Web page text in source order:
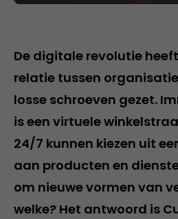
De digitale revolutie
relatie tussen
losse schroeven gezet.
is een virtuele
24/7 kunnen kiezen uit
aan producten en
om nieuwe vormen van
welke? Het antwoord is